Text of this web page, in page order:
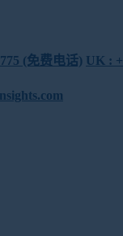
(免费电话) UK :